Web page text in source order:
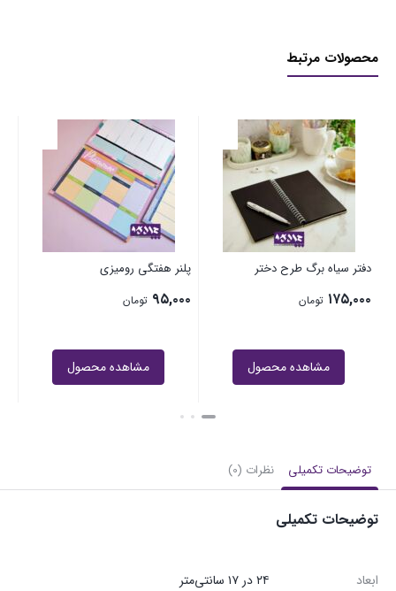
محصولات مرتبط
دفتر سیاه برگ طرح دختر
۱۷۵,۰۰۰ تومان
مشاهده محصول
پلنر هفتگی رومیزی
۹۵,۰۰۰ تومان
مشاهده محصول
توضیحات تکمیلی نظرات (0)
توضیحات تکمیلی
ابعاد ۲۴ در ۱۷ سانتی‌متر